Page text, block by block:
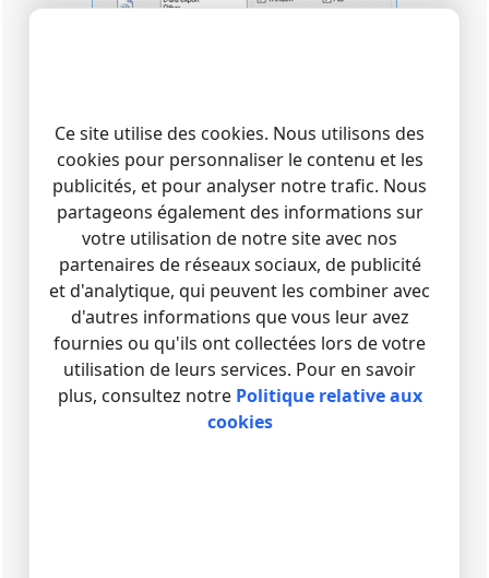
Ce site utilise des cookies. Nous utilisons des
cookies pour personnaliser le contenu et les
publicités, et pour analyser notre trafic. Nous
partageons également des informations sur
votre utilisation de notre site avec nos
partenaires de réseaux sociaux, de publicité
et d'analytique, qui peuvent les combiner avec
d'autres informations que vous leur avez
fournies ou qu'ils ont collectées lors de votre
utilisation de leurs services. Pour en savoir
plus, consultez notre Politique relative aux
cookies